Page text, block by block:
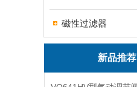
磁性过滤器
新品推荐